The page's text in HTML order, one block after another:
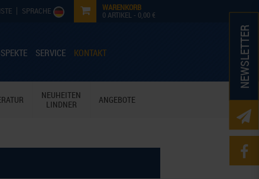
SPRACHE WARENKORB
0ARTIKEL - 0,00 €
SERVICE KONTAKT NEWSLETTER
NEUHEITEN
LINDNER
ANGEBOTE